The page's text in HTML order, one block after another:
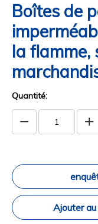
Boîtes de
la flamme,
Quantité:
Ajouter